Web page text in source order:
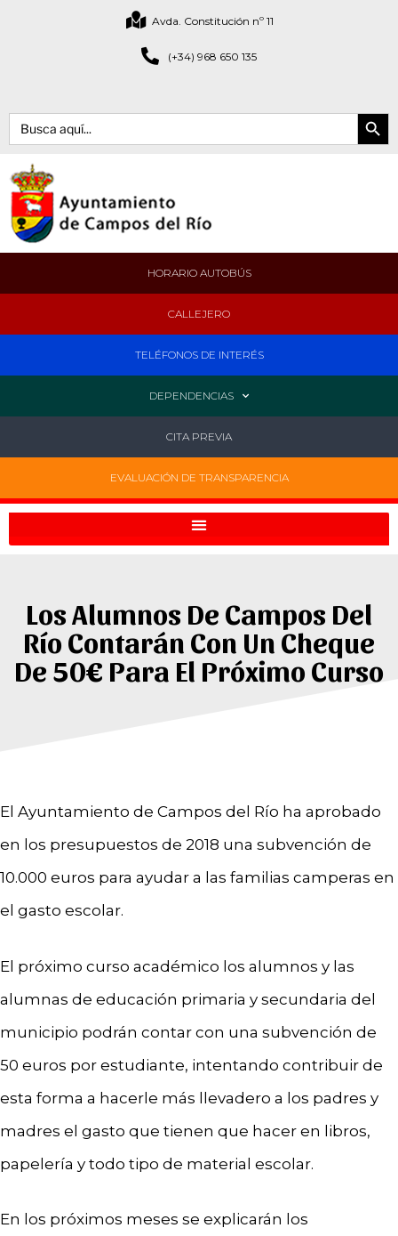
Avda. Constitución nº 11
(+34) 968 650 135
Buscar: Botón de
HORARIO AUTOBÚS
CALLEJERO
TELÉFONOS DE INTERÉS
DEPENDENCIAS
CITA PREVIA
EVALUACIÓN DE TRANSPARENCIA
Los Alumnos De Campos Del
Río Contarán Con Un Cheque
De 50€ Para El Próximo Curso
El Ayuntamiento de Campos del Río ha aprobado
en los presupuestos de 2018 una subvención de
10.000 euros para ayudar a las familias camperas en
el gasto escolar.
El próximo curso académico los alumnos y las
alumnas de educación primaria y secundaria del
municipio podrán contar con una subvención de
50 euros por estudiante, intentando contribuir de
esta forma a hacerle más llevadero a los padres y
madres el gasto que tienen que hacer en libros,
papelería y todo tipo de material escolar.
En los próximos meses se explicarán los